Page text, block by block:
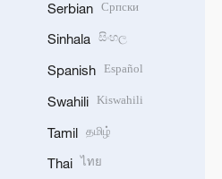
Serbian Српски
Sinhala සිංහල
Spanish Español
Swahili Kiswahili
Tamil தமிழ்
Thai ไทย